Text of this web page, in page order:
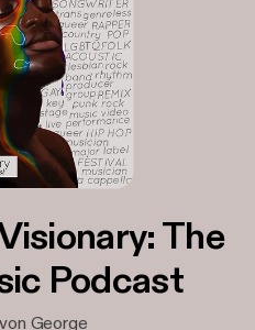
The
Podcast
George